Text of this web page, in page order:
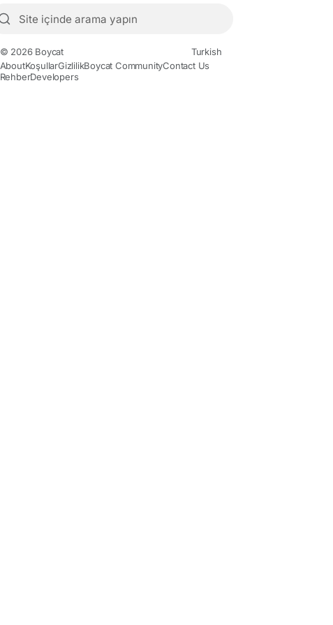
© 2026 Boycat
Turkish
AboutKoşullarGizlilikBoycat CommunityContact Us
RehberDevelopers